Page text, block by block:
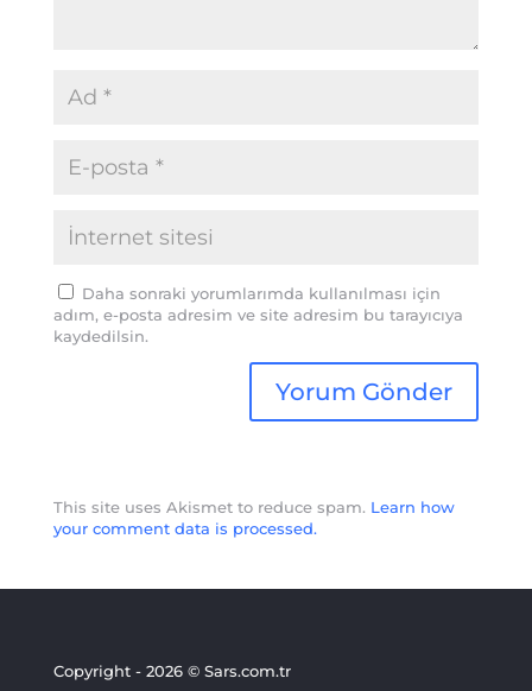
Daha sonraki yorumlarımda kullanılması için
adım, e-posta adresim ve site adresim bu tarayıcıya
kaydedilsin.
This site uses Akismet to reduce spam. Learn how
your comment data is processed.
Copyright - 2026 © Sars.com.tr